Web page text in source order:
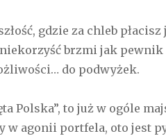
gdzie za chleb
brzmi jak pewnik
do podwyżek.
Polska”, to już w ogóle
w agonii portfela, oto jest